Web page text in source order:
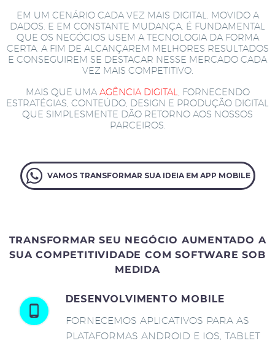
EM UM CENÁRIO CADA VEZ MAIS DIGITAL, MOVIDO A
DADOS, E EM CONSTANTE MUDANÇA, É FUNDAMENTAL
QUE OS NEGÓCIOS USEM A TECNOLOGIA DA FORMA
CERTA, A FIM DE ALCANÇAREM MELHORES RESULTADOS
E CONSEGUIREM SE DESTACAR NESSE MERCADO CADA
VEZ MAIS COMPETITIVO.
MAIS QUE UMA AGÊNCIA DIGITAL
, FORNECENDO
ESTRATÉGIAS, CONTEÚDO, DESIGN E PRODUÇÃO DIGITAL
QUE SIMPLESMENTE DÃO RETORNO AOS NOSSOS
PARCEIROS.
VAMOS TRANSFORMAR SUA IDEIA EM APP MOBILE
TRANSFORMAR SEU NEGÓCIO AUMENTADO A
SUA COMPETITIVIDADE COM SOFTWARE SOB
MEDIDA
DESENVOLVIMENTO MOBILE
FORNECEMOS APLICATIVOS PARA AS
PLATAFORMAS ANDROID E IOS, TABLET